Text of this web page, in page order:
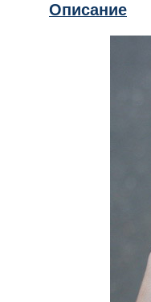
Описание